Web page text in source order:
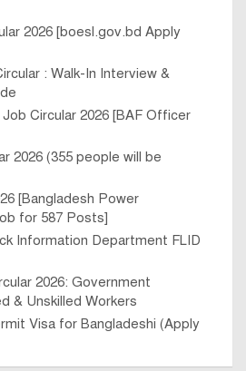
2026 [boesl.gov.bd Apply
: Walk-In Interview &
Circular 2026 [BAF Officer
2026 (355 people will be
[Bangladesh Power
for 587 Posts]
Information Department FLID
2026: Government
& Unskilled Workers
Visa for Bangladeshi (Apply